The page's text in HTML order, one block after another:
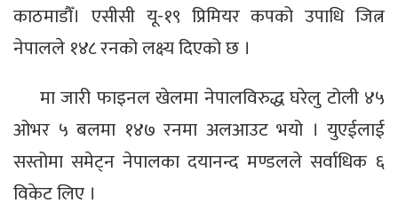
काठमाडौँ। एसीसी यू-१९ प्रिमियर कपको उपाधि जित्न
नेपालले १४८ रनको लक्ष्य दिएको छ ।
मा जारी फाइनल खेलमा नेपालविरुद्ध घरेलु टोली ४५
ओभर ५ बलमा १४७ रनमा अलआउट भयो । युएईलाई
सस्तोमा समेट्न नेपालका दयानन्द मण्डलले सर्वाधिक ६
विकेट लिए ।